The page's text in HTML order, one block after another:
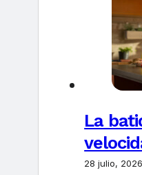
La
28 julio, 2026